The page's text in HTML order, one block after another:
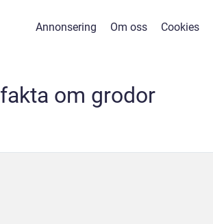
Annonsering Om oss Cookies
fakta om grodor